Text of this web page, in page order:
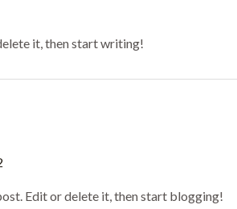
it, then start writing!
Edit or delete it, then start blogging!